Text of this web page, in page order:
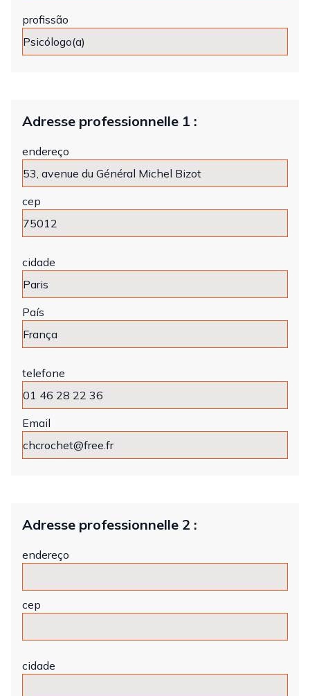
profissão
Adresse professionnelle 1 :
endereço
cep
cidade
País
telefone
Email
Adresse professionnelle 2 :
endereço
cep
cidade